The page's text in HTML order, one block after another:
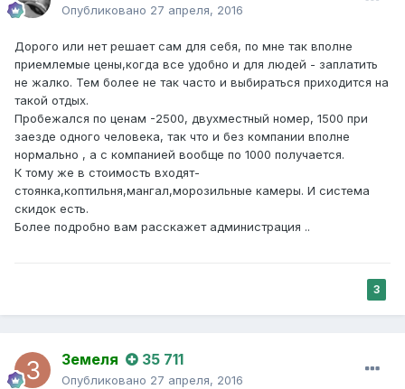
Опубликовано 27 апреля, 2016
Дорого или нет решает сам для себя, по мне так вполне
приемлемые цены,когда все удобно и для людей - заплатить
не жалко. Тем более не так часто и выбираться приходится на
такой отдых.
Пробежался по ценам -2500, двухместный номер, 1500 при
заезде одного человека, так что и без компании вполне
нормально , а с компанией вообще по 1000 получается.
К тому же в стоимость входят-
стоянка,коптильня,мангал,морозильные камеры. И система
скидок есть.
Более подробно вам расскажет администрация ..
3
Земеля 35 711
Опубликовано 27 апреля, 2016